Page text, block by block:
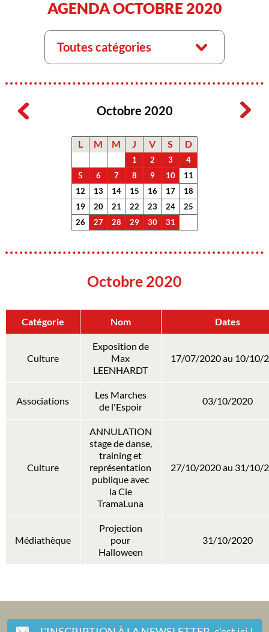
AGENDA OCTOBRE 2020
Toutes catégories
Octobre 2020
L M M J V S D
1 2 3
4
5
6 7 8 9 10
11
12
13 14 15 16 17
18
19
20 21 22 23 24
25
26
27 28 29 30 31
Octobre 2020
Catégorie Nom Dates
Culture
Exposition de
Max
LEENHARDT
17/07/2020 au 10/10/
Associations
Les Marches
de l'Espoir
03/10/2020
Culture
ANNULATION
stage de danse,
training et
représentation
publique avec
la Cie
TramaLuna
27/10/2020 au 31/10/
Médiathèque
Projection
pour
Halloween
31/10/2020